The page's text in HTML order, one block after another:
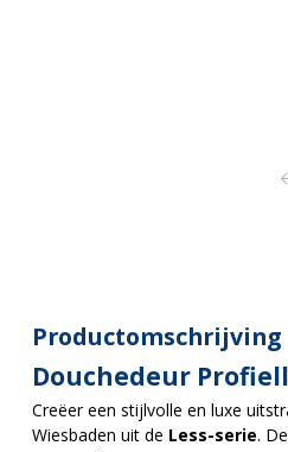
Productomschrijving
Douchedeur
Creëer een stijlvolle en luxe
Wiesbaden uit de Less-serie.